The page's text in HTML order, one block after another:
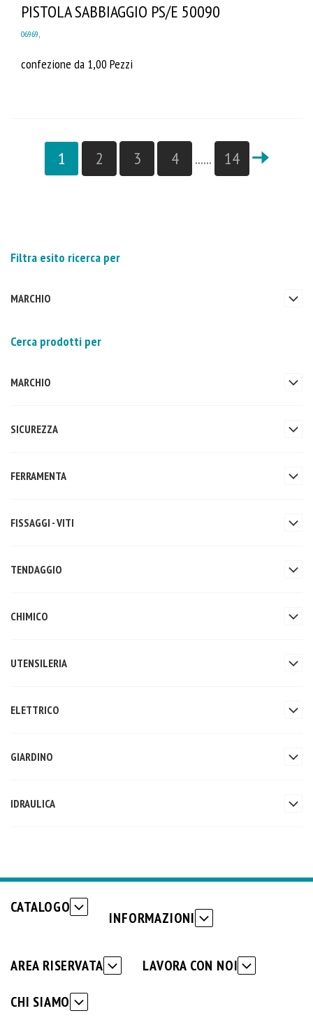
PISTOLA SABBIAGGIO PS/E 50090
06969,
confezione da 1,00 Pezzi
1 2 3 4 ...... 14
Filtra esito ricerca per
MARCHIO
Cerca prodotti per
MARCHIO
SICUREZZA
FERRAMENTA
FISSAGGI - VITI
TENDAGGIO
CHIMICO
UTENSILERIA
ELETTRICO
GIARDINO
IDRAULICA
CHI SIAMO
CATALOGO
INFORMAZIONI
AREA RISERVATA LAVORA CON NOI